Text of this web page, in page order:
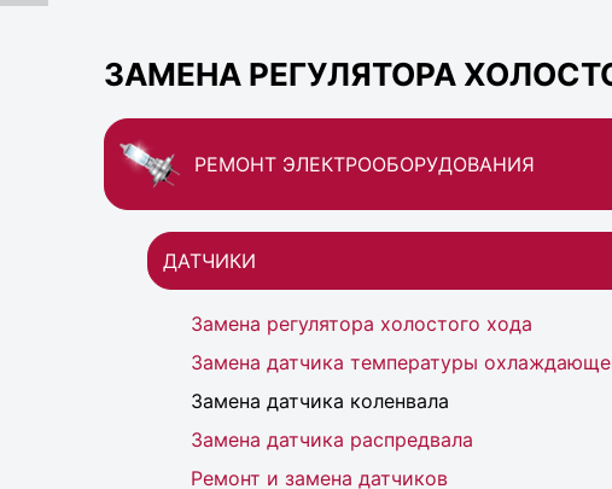
ЗАМЕНА РЕГУЛЯТОРА
РЕМОНТ ЭЛЕКТРООБОРУДОВАНИЯ
ДАТЧИКИ
Замена регулятора холостого хода
Замена датчика температуры
Замена датчика коленвала
Замена датчика распредвала
Ремонт и замена датчиков